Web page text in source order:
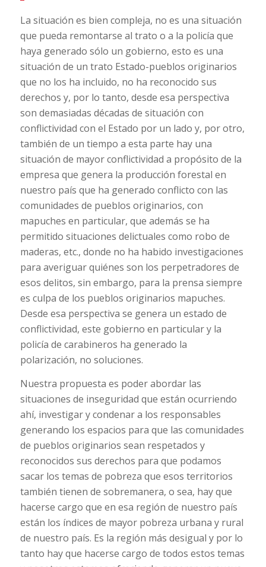
La situación es bien compleja, no es una situación
que pueda remontarse al trato o a la policía que
haya generado sólo un gobierno, esto es una
situación de un trato Estado-pueblos originarios
que no los ha incluido, no ha reconocido sus
derechos y, por lo tanto, desde esa perspectiva
son demasiadas décadas de situación con
conflictividad con el Estado por un lado y, por otro,
también de un tiempo a esta parte hay una
situación de mayor conflictividad a propósito de la
empresa que genera la producción forestal en
nuestro país que ha generado conflicto con las
comunidades de pueblos originarios, con
mapuches en particular, que además se ha
permitido situaciones delictuales como robo de
maderas, etc., donde no ha habido investigaciones
para averiguar quiénes son los perpetradores de
esos delitos, sin embargo, para la prensa siempre
es culpa de los pueblos originarios mapuches.
Desde esa perspectiva se genera un estado de
conflictividad, este gobierno en particular y la
policía de carabineros ha generado la
polarización, no soluciones.
Nuestra propuesta es poder abordar las
situaciones de inseguridad que están ocurriendo
ahí, investigar y condenar a los responsables
generando los espacios para que las comunidades
de pueblos originarios sean respetados y
reconocidos sus derechos para que podamos
sacar los temas de pobreza que esos territorios
también tienen de sobremanera, o sea, hay que
hacerse cargo que en esa región de nuestro país
están los índices de mayor pobreza urbana y rural
de nuestro país. Es la región más desigual y por lo
tanto hay que hacerse cargo de todos estos temas